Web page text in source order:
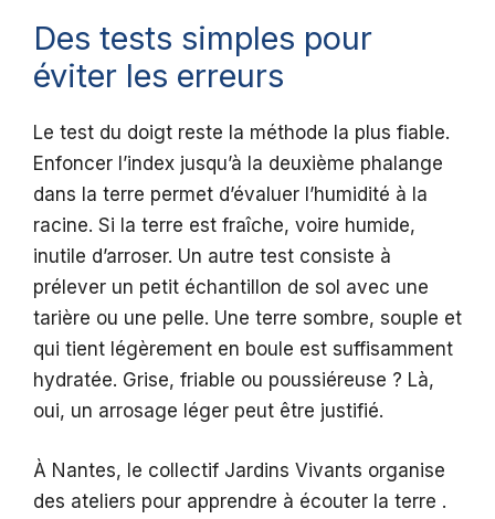
Des tests simples pour
éviter les erreurs
Le test du doigt reste la méthode la plus fiable.
Enfoncer l’index jusqu’à la deuxième phalange
dans la terre permet d’évaluer l’humidité à la
racine. Si la terre est fraîche, voire humide,
inutile d’arroser. Un autre test consiste à
prélever un petit échantillon de sol avec une
tarière ou une pelle. Une terre sombre, souple et
qui tient légèrement en boule est suffisamment
hydratée. Grise, friable ou poussiéreuse ? Là,
oui, un arrosage léger peut être justifié.
À Nantes, le collectif Jardins Vivants organise
des ateliers pour apprendre à écouter la terre .